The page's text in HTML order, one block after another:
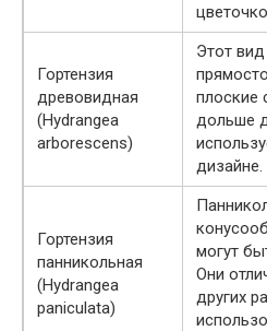
Гортензия
древовидная
(Hydrangea
arborescens)
Этот вид
плоские
дольше
дизайне.
Гортензия
панникольная
(Hydrangea
paniculata)
могут
Они
других